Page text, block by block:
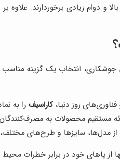
و دوام زیادی برخوردارند. علاوه
انتخاب یک گزینه مناسب
فناوری‌های روز دنیا، کاراسیف را به
مستقیم محصولات به
از مدل‌ها، سایزها و طرح‌های
از پاهای خود در برابر خطرات